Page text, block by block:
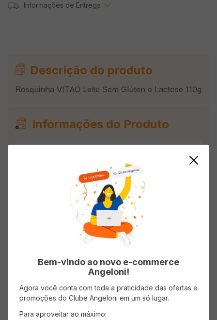
Informações de Entrega
Descrição do produto
Rosquinha VITAO Leite Sem Glúten e Lactose 110g
Informações do Produto
Avaliações
Faça login para escrever uma avaliação.
Mais recentes Todos
Bem-vindo ao novo e-commerce
Angeloni!
Agora você conta com toda a praticidade das ofertas e
promoções do Clube Angeloni em um só lugar.
Para aproveitar ao máximo: